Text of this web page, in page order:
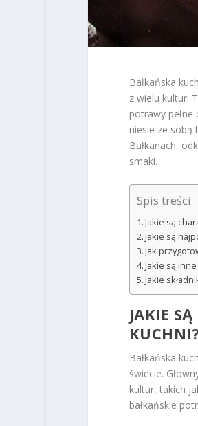
Bałkańska
z wielu kultur.
potrawy
niesie ze
Bałkanach,
smaki.
Spis treści
Jakie są
Jakie są
Jak
Jakie są
Jakie
JAKIE
Bałkańska
świecie.
kultur, takich
bałkańskie